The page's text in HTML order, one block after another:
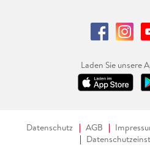
Laden Sie unsere
Datenschutz AGB